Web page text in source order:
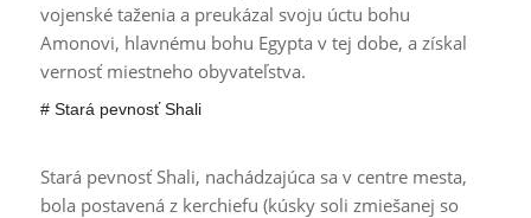
vojenské taženia a preukázal svoju úctu bohu
Amonovi, hlavnému bohu Egypta v tej dobe, a získal
vernosť miestneho obyvateľstva.
# Stará pevnosť Shali
Stará pevnosť Shali, nachádzajúca sa v centre mesta,
bola postavená z kerchiefu (kúsky soli zmiešanej so